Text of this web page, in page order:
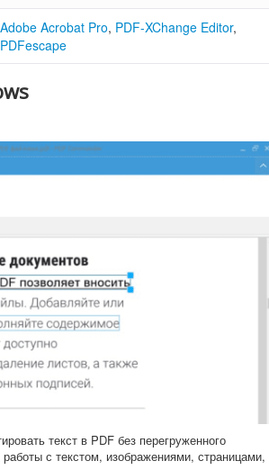
Adobe Acrobat Pro, PDF-XChange Editor,
PDFescape
текст в PDF без перегруженного
с текстом, изображениями, страницами,